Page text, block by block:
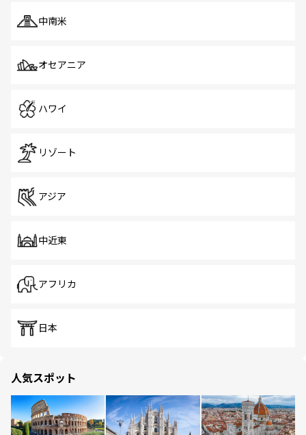
中南米
オセアニア
ハワイ
リゾート
アジア
中近東
アフリカ
日本
人気スポット